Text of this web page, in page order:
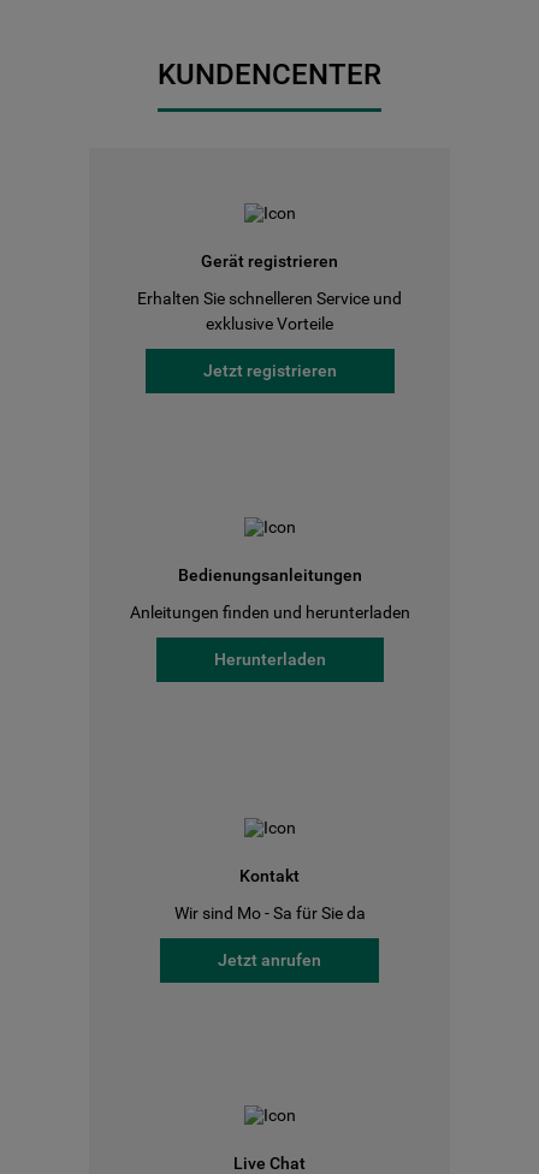
KUNDENCENTER
Gerät registrieren
Erhalten Sie schnelleren Service und
exklusive Vorteile
Jetzt registrieren
Bedienungsanleitungen
Anleitungen finden und herunterladen
Herunterladen
Kontakt
Wir sind Mo - Sa für Sie da
Jetzt anrufen
Live Chat